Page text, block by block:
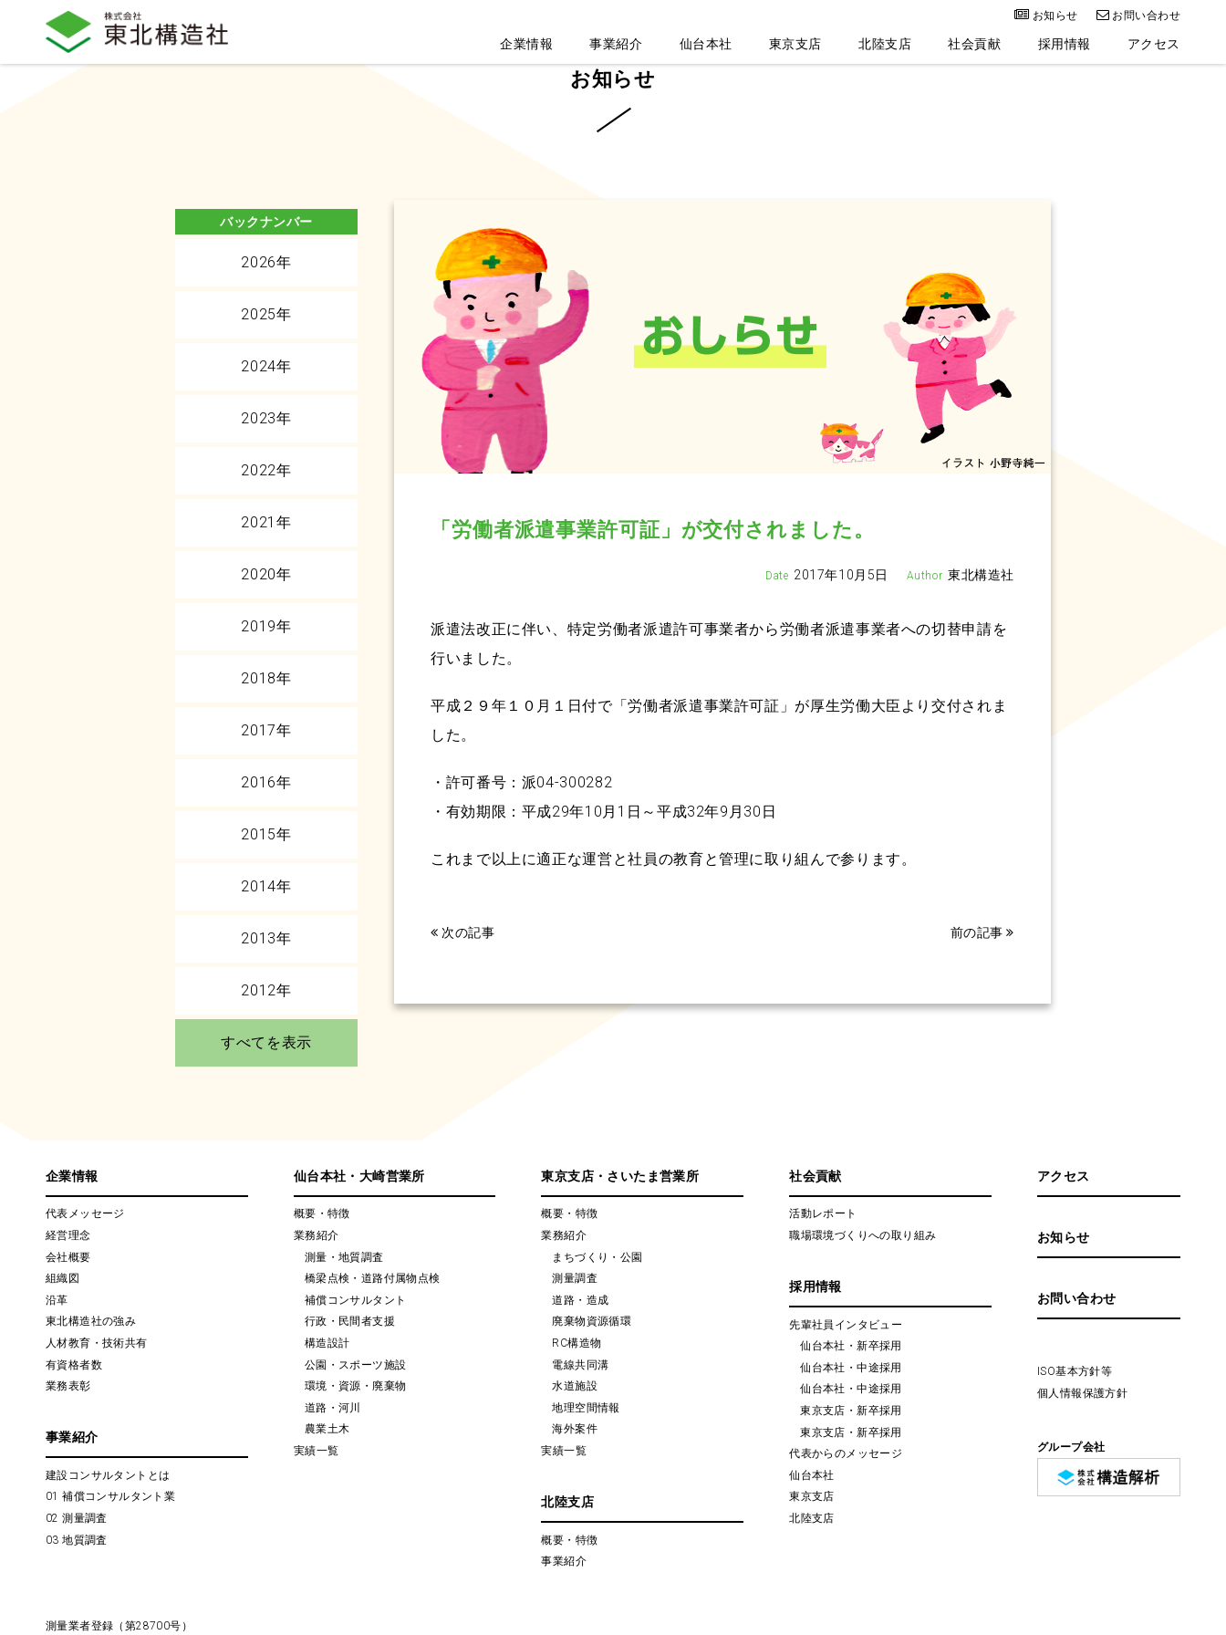
企業情報 事業紹介 仙台本社 東京支店 北陸支店 社会貢献 採用情報 アクセス
お知らせ お問い合わせ
お知らせ
バックナンバー
2026年
2025年
2024年
2023年
2022年
2021年
2020年
2019年
2018年
2017年
2016年
2015年
2014年
2013年
2012年
すべてを表示
「労働者派遣事業許可証」が交付されました。
2017年10月5日 東北構造社
派遣法改正に伴い、特定労働者派遣許可事業者から労働者派遣事業者への切替申請を
行いました。
平成２９年１０月１日付で「労働者派遣事業許可証」が厚生労働大臣より交付されま
した。
・許可番号：派04-300282
・有効期限：平成29年10月1日～平成32年9月30日
これまで以上に適正な運営と社員の教育と管理に取り組んで参ります。
次の記事 前の記事
企業情報
代表メッセージ
経営理念
会社概要
組織図
沿革
東北構造社の強み
人材教育・技術共有
有資格者数
業務表彰
事業紹介
建設コンサルタントとは
01 補償コンサルタント業
02 測量調査
03 地質調査
仙台本社・大崎営業所
概要・特徴
業務紹介
測量・地質調査
橋梁点検・道路付属物点検
補償コンサルタント
行政・民間者支援
構造設計
公園・スポーツ施設
環境・資源・廃棄物
道路・河川
農業土木
実績一覧
東京支店・さいたま営業所
概要・特徴
業務紹介
まちづくり・公園
測量調査
道路・造成
廃棄物資源循環
RC構造物
電線共同溝
水道施設
地理空間情報
海外案件
実績一覧
北陸支店
概要・特徴
事業紹介
社会貢献
活動レポート
職場環境づくりへの取り組み
採用情報
先輩社員インタビュー
仙台本社・新卒採用
仙台本社・中途採用
仙台本社・中途採用
東京支店・新卒採用
東京支店・新卒採用
代表からのメッセージ
仙台本社
東京支店
北陸支店
アクセス
お知らせ
お問い合わせ
ISO基本方針等
個人情報保護方針
グループ会社
測量業者登録（第28700号）